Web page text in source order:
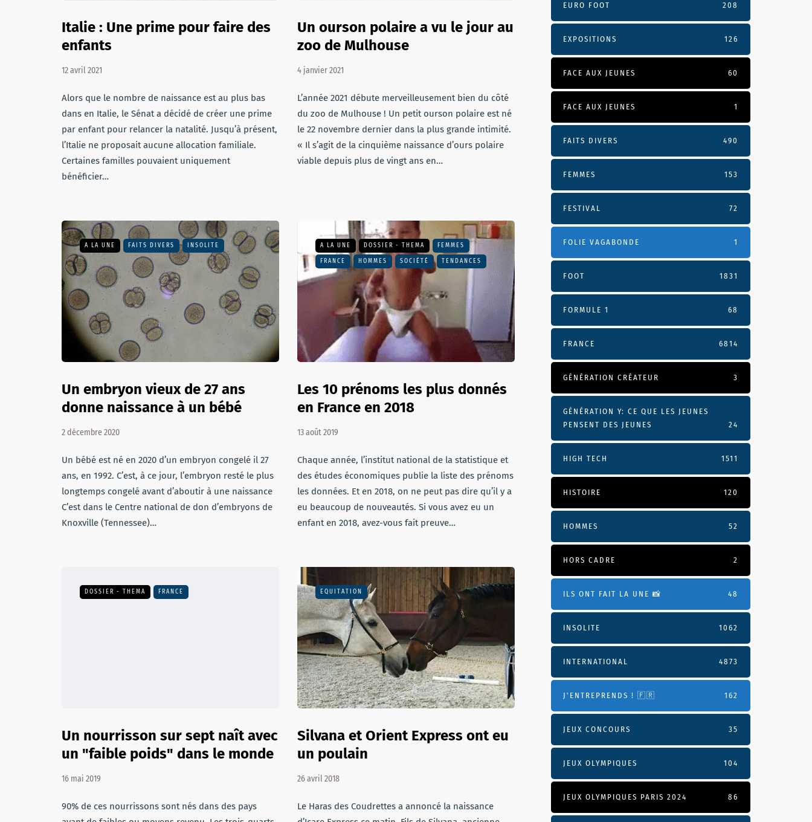
Italie : Une prime pour faire des
enfants
12 avril 2021
Alors que le nombre de naissance est au plus bas
dans en Italie, le Sénat a décidé de créer une prime
par enfant pour relancer la natalité. Jusqu’à présent,
l’Italie ne proposait aucune allocation familiale.
Certaines familles pouvaient uniquement
bénéficier…
Un ourson polaire a vu le jour au
zoo de Mulhouse
4 janvier 2021
L’année 2021 débute merveilleusement bien du côté
du zoo de Mulhouse ! Un petit ourson polaire est né
le 22 novembre dernier dans la plus grande intimité.
« Il s’agit de la cinquième naissance d’ours polaire
viable depuis plus de vingt ans en…
A LA UNE FAITS DIVERS INSOLITE
Un embryon vieux de 27 ans
donne naissance à un bébé
2 décembre 2020
Un bébé est né en 2020 d’un embryon congelé il 27
ans, en 1992. C’est, à ce jour, l’embryon resté le plus
longtemps congelé avant d’aboutir à une naissance
C’est dans le Centre national de don d’embryons de
Knoxville (Tennessee)…
A LA UNE DOSSIER - THEMA FEMMES
FRANCE HOMMES SOCIÉTÉ TENDANCES
Les 10 prénoms les plus donnés
en France en 2018
13 août 2019
Chaque année, l’institut national de la statistique et
des études économiques publie la liste des prénoms
les données. Et en 2018, on ne peut pas dire qu’il y a
eu beaucoup de nouveautés. Si vous avez eu un
enfant en 2018, avez-vous fait preuve…
DOSSIER - THEMA FRANCE
Un nourrisson sur sept naît avec
un "faible poids" dans le monde
16 mai 2019
90% de ces nourrissons sont nés dans des pays
EQUITATION
Silvana et Orient Express ont eu
un poulain
26 avril 2018
Le Haras des Coudrettes a annoncé la naissance
EURO FOOT 208
EXPOSITIONS 126
FACE AUX JEUNES 60
FACE AUX JEUNES 1
FAITS DIVERS 490
FEMMES 153
FESTIVAL 72
FOLIE VAGABONDE 1
FOOT 1831
FORMULE 1 68
FRANCE 6814
GÉNÉRATION CRÉATEUR 3
GÉNÉRATION Y: CE QUE LES JEUNES
PENSENT DES JEUNES
24
HIGH TECH 1511
HISTOIRE 120
HOMMES 52
HORS CADRE 2
ILS ONT FAIT LA UNE 📸 48
INSOLITE 1062
INTERNATIONAL 4873
J'ENTREPRENDS ! 🇫🇷 162
JEUX CONCOURS 35
JEUX OLYMPIQUES 104
JEUX OLYMPIQUES PARIS 2024 86